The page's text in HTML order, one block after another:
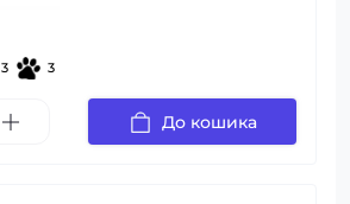
3 3
До кошика